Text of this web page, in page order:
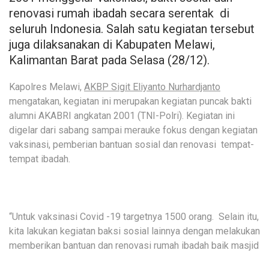
renovasi rumah ibadah secara serentak di
seluruh Indonesia. Salah satu kegiatan tersebut
juga dilaksanakan di Kabupaten Melawi,
Kalimantan Barat pada Selasa (28/12).
Kapolres Melawi, AKBP Sigit Eliyanto Nurhardjanto
mengatakan, kegiatan ini merupakan kegiatan puncak bakti
alumni AKABRI angkatan 2001 (TNI-Polri). Kegiatan ini
digelar dari sabang sampai merauke fokus dengan kegiatan
vaksinasi, pemberian bantuan sosial dan renovasi tempat-
tempat ibadah.
“Untuk vaksinasi Covid -19 targetnya 1500 orang. Selain itu,
kita lakukan kegiatan baksi sosial lainnya dengan melakukan
memberikan bantuan dan renovasi rumah ibadah baik masjid